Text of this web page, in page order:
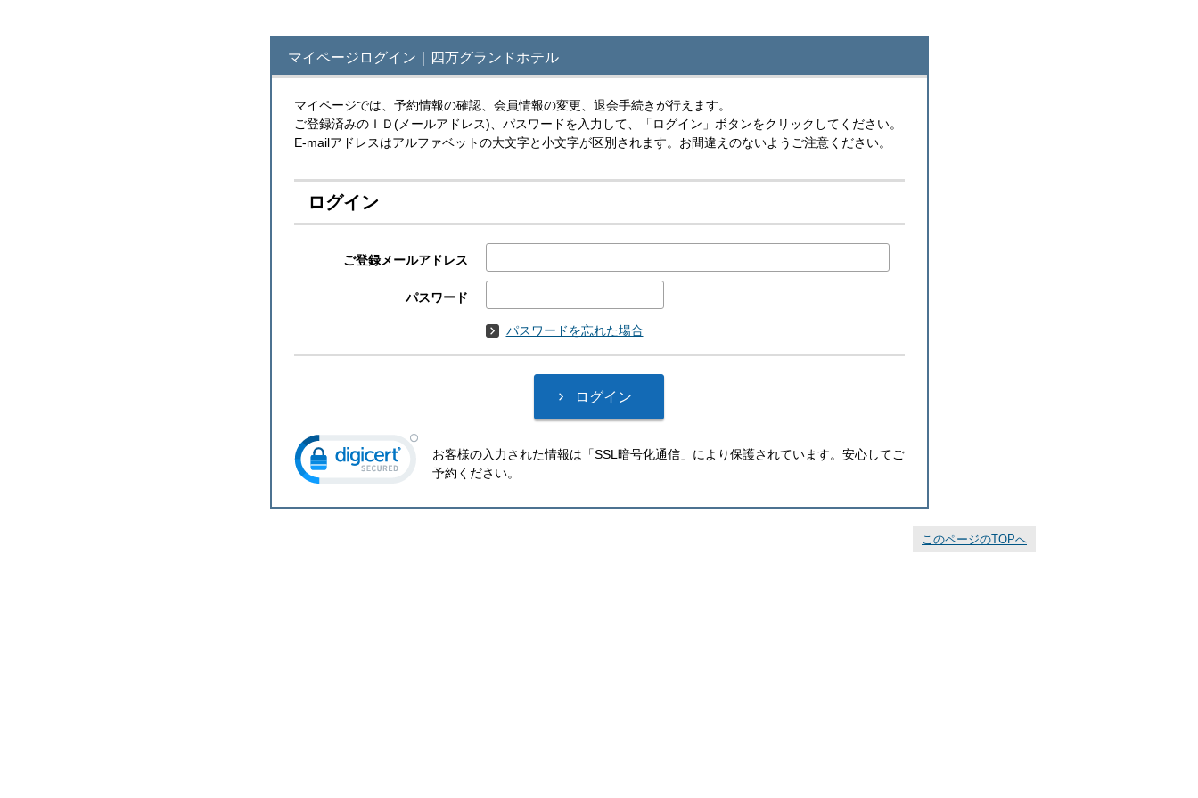
マイページログイン｜四万グランドホテル
マイページでは、予約情報の確認、会員情報の変更、退会手続きが行えます。
ご登録済みのＩＤ(メールアドレス)、パスワードを入力して、「ログイン」ボタンをクリックしてください。
E-mailアドレスはアルファベットの大文字と小文字が区別されます。お間違えのないようご注意ください。
ログイン
ご登録メールアドレス
パスワード
パスワードを忘れた場合
お客様の入力された情報は「SSL暗号化通信」により保護されています。安心してご
予約ください。
このページのTOPへ